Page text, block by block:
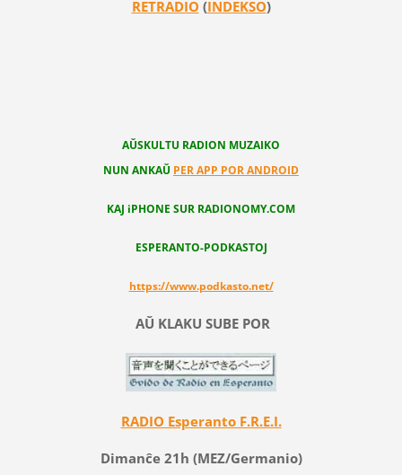
RETRADIO (INDEKSO)
AŬSKULTU RADION MUZAIKO
NUN ANKAŬ PER APP POR ANDROID
KAJ iPHONE SUR RADIONOMY.COM
ESPERANTO-PODKASTOJ
https://www.podkasto.net/
AŬ KLAKU SUBE POR
RADIO Esperanto F.R.E.I.
Dimanĉe 21h (MEZ/Germanio)